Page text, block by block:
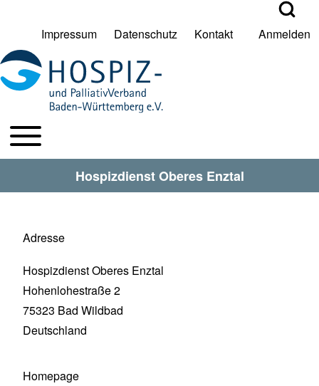
Suche Schließen
Suche
User account menu
Impressum Datenschutz Kontakt Anmelden
HPV BW Hauptmenu
Toggle main menu
Hospizdienst Oberes Enztal
Adresse
Hospizdienst Oberes Enztal
Hohenlohestraße 2
75323 Bad Wildbad
Deutschland
Homepage